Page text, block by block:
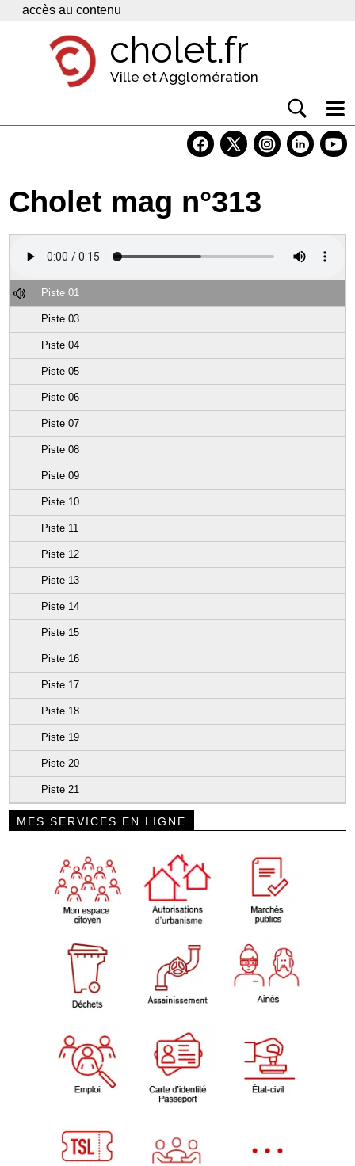
Panneau de gestion des cookies
accès au contenu
cholet.fr
Ville et Agglomération
Economie
Services
Cholet mag n°313
Piste 01
Piste 03
Piste 04
Piste 05
Piste 06
Piste 07
Piste 08
Piste 09
Piste 10
Piste 11
Piste 12
Piste 13
Piste 14
Piste 15
Piste 16
Piste 17
Piste 18
Piste 19
Piste 20
Piste 21
MES SERVICES EN LIGNE